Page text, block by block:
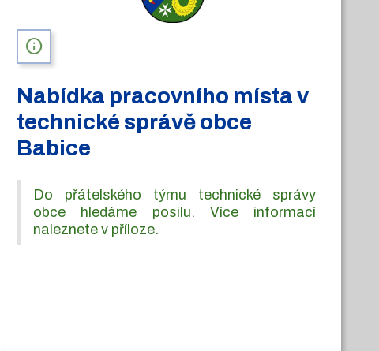
info
Nabídka pracovního místa v
technické správě obce
Babice
Do přátelského týmu technické správy
obce hledáme posilu. Více informací
naleznete v příloze.